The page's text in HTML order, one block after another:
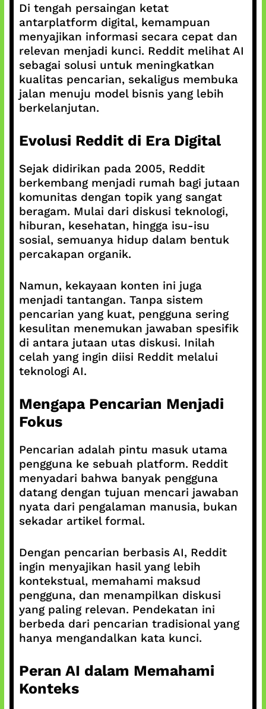
Di tengah persaingan ketat
antarplatform digital, kemampuan
menyajikan informasi secara cepat dan
relevan menjadi kunci. Reddit melihat AI
sebagai solusi untuk meningkatkan
kualitas pencarian, sekaligus membuka
jalan menuju model bisnis yang lebih
berkelanjutan.
Evolusi Reddit di Era Digital
Sejak didirikan pada 2005, Reddit
berkembang menjadi rumah bagi jutaan
komunitas dengan topik yang sangat
beragam. Mulai dari diskusi teknologi,
hiburan, kesehatan, hingga isu-isu
sosial, semuanya hidup dalam bentuk
percakapan organik.
Namun, kekayaan konten ini juga
menjadi tantangan. Tanpa sistem
pencarian yang kuat, pengguna sering
kesulitan menemukan jawaban spesifik
di antara jutaan utas diskusi. Inilah
celah yang ingin diisi Reddit melalui
teknologi AI.
Mengapa Pencarian Menjadi
Fokus
Pencarian adalah pintu masuk utama
pengguna ke sebuah platform. Reddit
menyadari bahwa banyak pengguna
datang dengan tujuan mencari jawaban
nyata dari pengalaman manusia, bukan
sekadar artikel formal.
Dengan pencarian berbasis AI, Reddit
ingin menyajikan hasil yang lebih
kontekstual, memahami maksud
pengguna, dan menampilkan diskusi
yang paling relevan. Pendekatan ini
berbeda dari pencarian tradisional yang
hanya mengandalkan kata kunci.
Peran AI dalam Memahami
Konteks